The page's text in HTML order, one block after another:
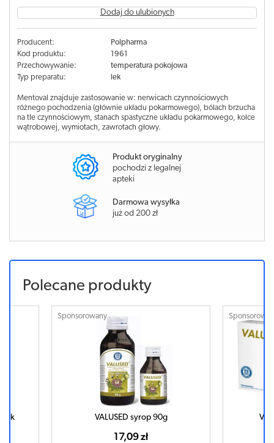
Dodaj do ulubionych
Producent:
Polpharma
Kod produktu:
1961
Przechowywanie:
temperatura pokojowa
Typ preparatu:
lek
Mentoval znajduje zastosowanie w: nerwicach czynnościowych
różnego pochodzenia (głównie układu pokarmowego), bólach brzucha
na tle czynnościowym, stanach spastyczne układu pokarmowego, kolce
wątrobowej, wymiotach, zawrotach głowy.
Produkt oryginalny
pochodzi z legalnej
apteki
Darmowa wysyłka
już od 200 zł
Polecane produkty
Sponsorowany
VALUSED syrop 90g
17,09 zł